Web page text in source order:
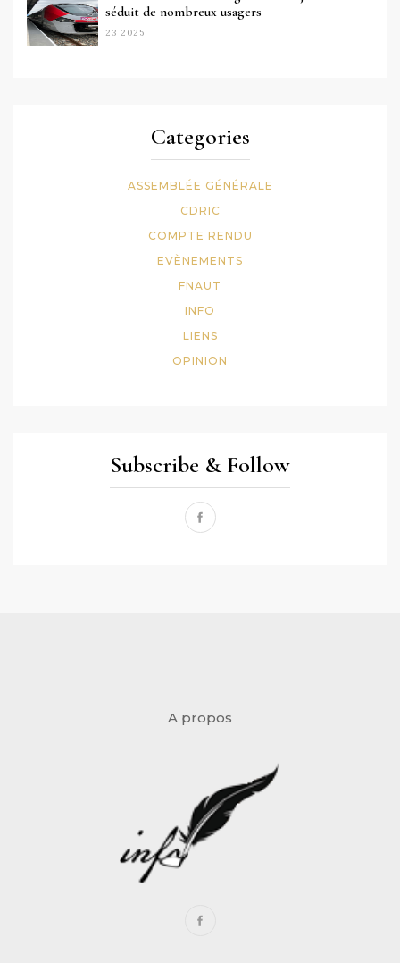
séduit de nombreux usagers
23 2025
Categories
ASSEMBLÉE GÉNÉRALE
CDRIC
COMPTE RENDU
EVÈNEMENTS
FNAUT
INFO
LIENS
OPINION
Subscribe & Follow
A propos